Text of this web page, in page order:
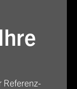
Referenz-